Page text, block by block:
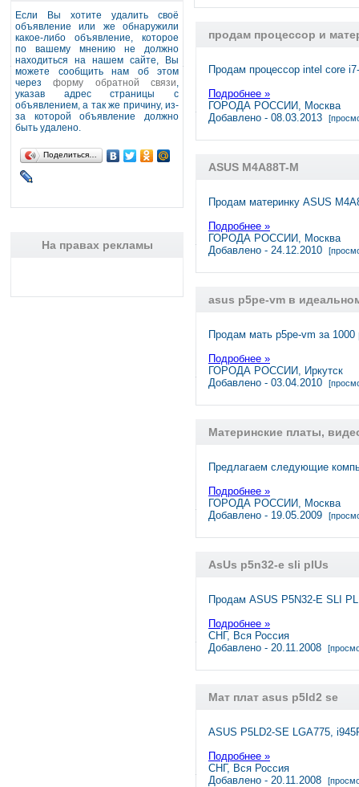
Если Вы хотите удалить своё
объявление или же обнаружили
какое-либо объявление, которое
по вашему мнению не должно
находиться на нашем сайте, Вы
можете сообщить нам об этом
черезформу обратной связи,
указав адрес страницы с
объявлением, а так же причину, из-
за которой объявление должно
быть удалено.
Поделиться…
На правах рекламы
продам процессор и
Продам процессор intel core
Подробнее »
ГОРОДА РОССИИ, Москва
Добавлено - 08.03.2013
ASUS M4A88T-M
Продам материнку ASUS
Подробнее »
ГОРОДА РОССИИ, Москва
Добавлено - 24.12.2010
asus p5pe-vm в
Продам мать p5pe-vm за
Подробнее »
ГОРОДА РОССИИ, Иркутск
Добавлено - 03.04.2010
Материнские платы,
Предлагаем следующие
Подробнее »
ГОРОДА РОССИИ, Москва
Добавлено - 19.05.2009
AsUs p5n32-e sli plUs
Продам ASUS P5N32-E SLI
Подробнее »
СНГ, Вся Россия
Добавлено - 20.11.2008
Мат плат asus p5ld2 se
ASUS P5LD2-SE LGA775,
Подробнее »
СНГ, Вся Россия
Добавлено - 20.11.2008